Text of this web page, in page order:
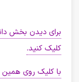
برای دیدن بخش
کلیک کنید.
با کلیک روی همین